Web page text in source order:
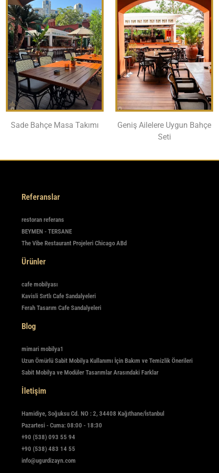
Sade Bahçe Masa Takımı
Geniş Ailelere Uygun Bahçe
Seti
Referanslar
restoran referans
BEYMEN - TERSANE
The Vibe Restaurant Projeleri Chicago ABd
Ürünler
cafe mobilyası
Kavisli Sırtlı Cafe Sandalyeleri
Ferah Tasarım Cafe Sandalyeleri
Blog
mimari mobilya1
Uzun Ömürlü Sabit Mobilya Kullanımı İçin Bakım ve Temizlik Önerileri
Sabit Mobilya ve Modüler Tasarımlar Arasındaki Farklar
İletişim
Hamidiye, Soğuksu Cd. NO : 2, 34408 Kağıthane/İstanbul
Pazartesi - Cuma: 08:00 - 18:30
+90 (538) 093 55 94
+90 (538) 483 14 55
info@ugurdizayn.com